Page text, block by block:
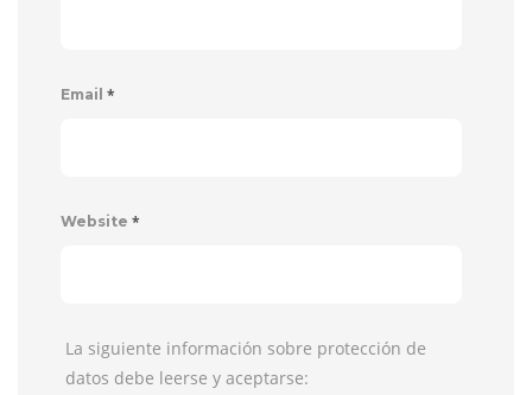
Email *
Website *
La siguiente información sobre protección de
datos debe leerse y aceptarse: